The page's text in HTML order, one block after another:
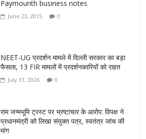
Paymounth business notes
June 23, 2015 0
NEET-UG प्रदर्शन मामले में दिल्ली सरकार का बड़ा
फैसला, 13 FIR मामलों में प्रदर्शनकारियों को राहत
July 31, 2026 0
राम जन्मभूमि ट्रस्ट पर भ्रष्टाचार के आरोप: विपक्ष ने
प्रधानमंत्री को लिखा संयुक्त पत्र, स्वतंत्र जांच की
मांग